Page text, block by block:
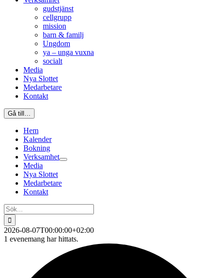
gudstjänst
cellgrupp
mission
barn & familj
Ungdom
ya – unga vuxna
socialt
Media
Nya Slottet
Medarbetare
Kontakt
Gå till…
Hem
Kalender
Bokning
Verksamhet
Media
Nya Slottet
Medarbetare
Kontakt
Sök
efter:
2026-08-07T00:00:00+02:00
1 evenemang har hittats.